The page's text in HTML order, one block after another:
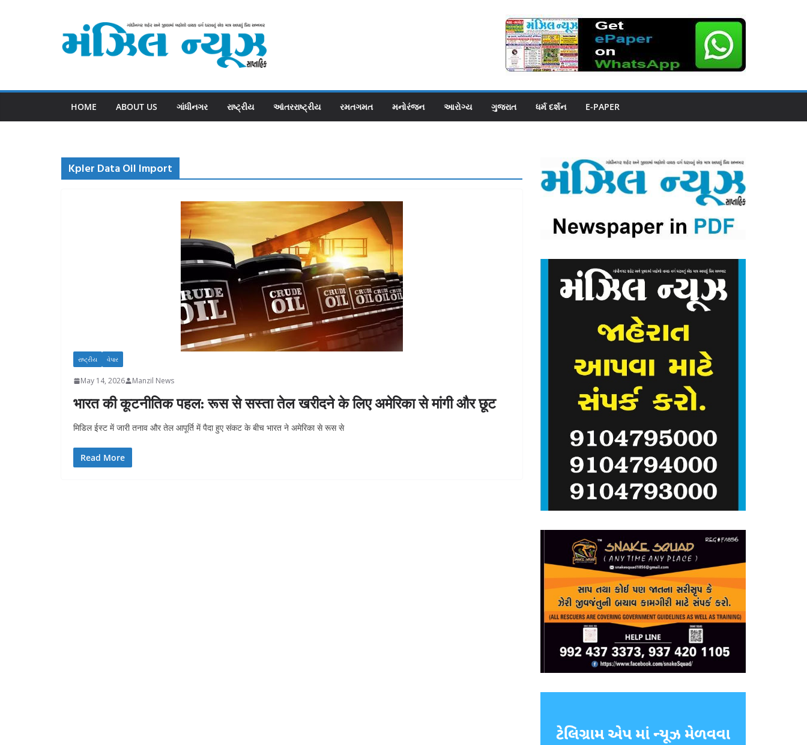
HOME ABOUT US ગાંધીનગર રાષ્ટ્રીય આંતરરાષ્ટ્રીય રમતગમત મનોરંજન આરોગ્ય ગુજરાત ધર્મ દર્શન E-PAPER
Kpler Data Oil Import
રાષ્ટ્રીય વેપાર
May 14, 2026 Manzil News
भारत की कूटनीतिक पहल: रूस से सस्ता तेल खरीदने के लिए अमेरिका से मांगी और छूट
मिडिल ईस्ट में जारी तनाव और तेल आपूर्ति में पैदा हुए संकट के बीच भारत ने अमेरिका से रूस से
Read More